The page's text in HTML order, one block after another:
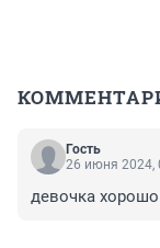
Гость
26 июня 2024,
девочка